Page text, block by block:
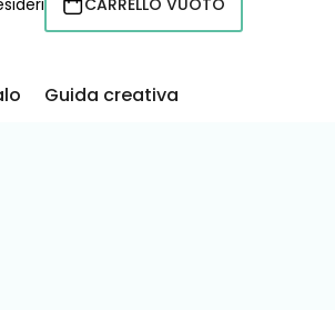
CARRELLO
CARRELLO VUOTO
Guida creativa